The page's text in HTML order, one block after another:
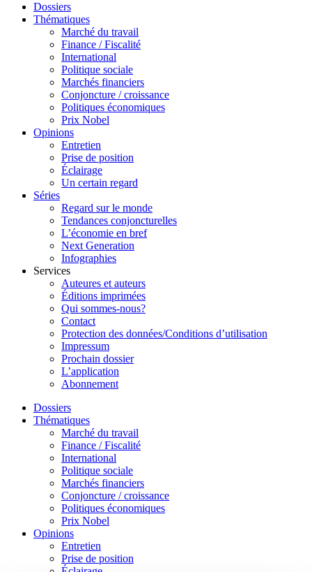
Dossiers
Thématiques
Marché du travail
Finance / Fiscalité
International
Politique sociale
Marchés financiers
Conjoncture / croissance
Politiques économiques
Prix Nobel
Opinions
Entretien
Prise de position
Éclairage
Un certain regard
Séries
Regard sur le monde
Tendances conjoncturelles
L’économie en bref
Next Generation
Infographies
Services
Auteures et auteurs
Éditions imprimées
Qui sommes-nous?
Contact
Protection des données/Conditions d’utilisation
Impressum
Prochain dossier
L’application
Abonnement
Dossiers
Thématiques
Marché du travail
Finance / Fiscalité
International
Politique sociale
Marchés financiers
Conjoncture / croissance
Politiques économiques
Prix Nobel
Opinions
Entretien
Prise de position